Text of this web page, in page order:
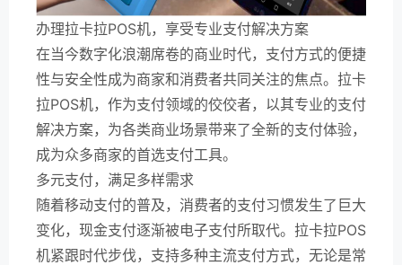
办理拉卡拉POS机，享受专业支付解决方案
在当今数字化浪潮席卷的商业时代，支付方式的便捷
性与安全性成为商家和消费者共同关注的焦点。拉卡
拉POS机，作为支付领域的佼佼者，以其专业的支付
解决方案，为各类商业场景带来了全新的支付体验，
成为众多商家的首选支付工具。
多元支付，满足多样需求
随着移动支付的普及，消费者的支付习惯发生了巨大
变化，现金支付逐渐被电子支付所取代。拉卡拉POS
机紧跟时代步伐，支持多种主流支付方式，无论是常